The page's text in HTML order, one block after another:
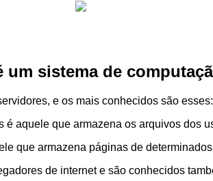
um sistema de
e os mais conhecidos são esses:
é aquele que armazena os arquivos dos
que armazena páginas de
de internet e são conhecidos